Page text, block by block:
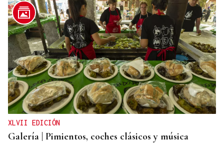
XLVII EDICIÓN
Galería | Pimientos, coches clásicos y música